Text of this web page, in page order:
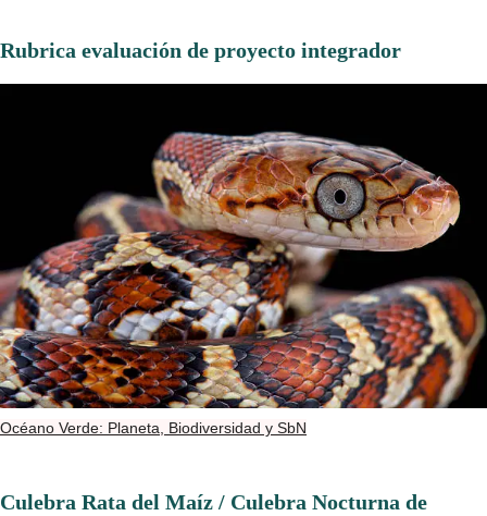
Rubrica evaluación de proyecto integrador
Océano Verde: Planeta, Biodiversidad y SbN
Culebra Rata del Maíz / Culebra Nocturna de